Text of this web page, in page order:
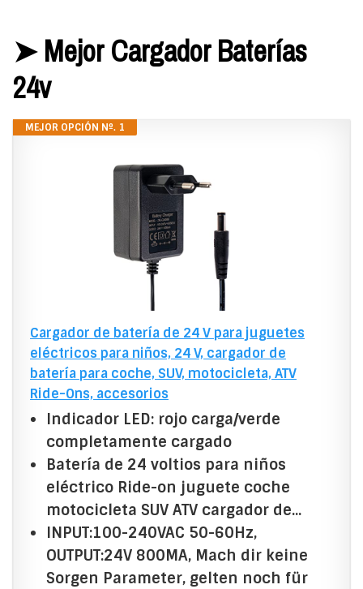
➤ Mejor Cargador Baterías
24v
MEJOR OPCIÓN Nº. 1
Cargador de batería de 24 V para juguetes
eléctricos para niños, 24 V, cargador de
batería para coche, SUV, motocicleta, ATV
Ride-Ons, accesorios
Indicador LED: rojo carga/verde
completamente cargado
Batería de 24 voltios para niños
eléctrico Ride-on juguete coche
motocicleta SUV ATV cargador de...
INPUT:100-240VAC 50-60Hz,
OUTPUT:24V 800MA, Mach dir keine
Sorgen Parameter, gelten noch für